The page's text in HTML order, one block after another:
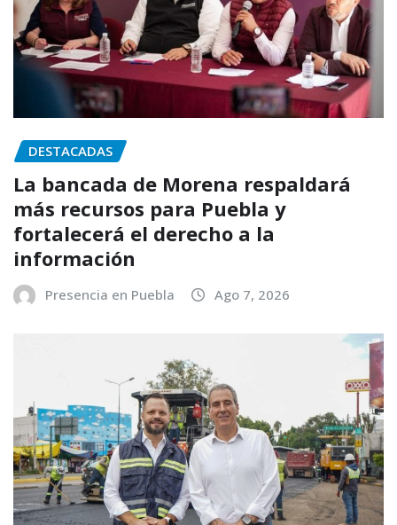
DESTACADAS
La bancada de Morena respaldará
más recursos para Puebla y
fortalecerá el derecho a la
información
Presencia en Puebla Ago 7, 2026